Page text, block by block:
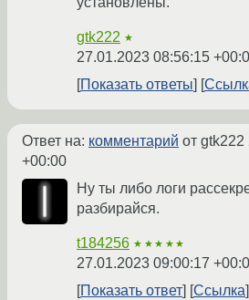
gtk222 ★
27.01.2023 08:56:15
Показать ответы
Ответ на: комментарий от gtk222
+00:00
Ну ты либо логи
разбирайся.
t184256 ★★★★★
27.01.2023 09:00:17
Показать ответ
Ссылка